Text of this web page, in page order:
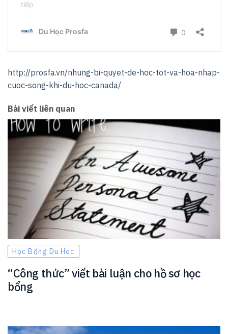
http://prosfa.vn/nhung-bi-quyet-de-hoc-tot-va-hoa-nhap-
cuoc-song-khi-du-hoc-canada/
Bài viết liên quan
Học Bổng Du Học
“Công thức” viết bài luận cho hồ sơ học
bổng